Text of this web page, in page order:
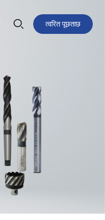
त्वरित पूछताछ